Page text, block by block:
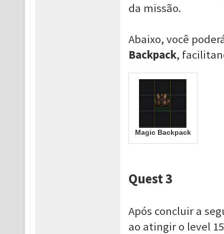
da missão.
Abaixo, você
Backpack,
Magic Backpack
Quest 3
Após concluir a
ao atingir o level